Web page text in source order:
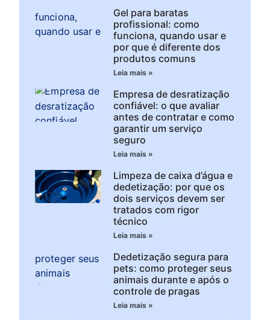
Gel para baratas
profissional: como
funciona, quando usar e
por que é diferente dos
produtos comuns
Leia mais »
Empresa de desratização
confiável: o que avaliar
antes de contratar e como
garantir um serviço
seguro
Leia mais »
Limpeza de caixa d’água e
dedetização: por que os
dois serviços devem ser
tratados com rigor
técnico
Leia mais »
Dedetização segura para
pets: como proteger seus
animais durante e após o
controle de pragas
Leia mais »